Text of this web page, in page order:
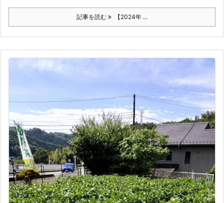
記事を読む 【2024年 ...